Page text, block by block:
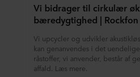
Vi bidrager til cirkulær
bæredygtighed | Rockfon
Vi upcycler og udvikler
kan genanvendes i det
råstoffer, vi anvender, består af
affald. Læs mere.